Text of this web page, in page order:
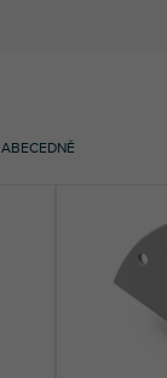
ABECEDNĚ